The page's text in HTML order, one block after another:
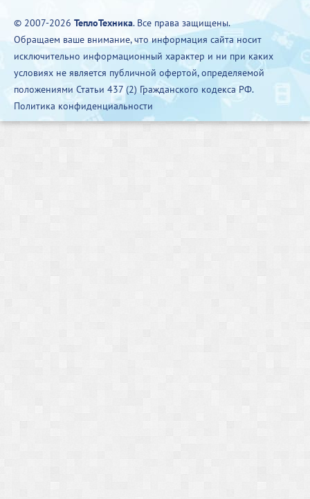
© 2007-2026 ТеплоТехника. Все права защищены.
Обращаем ваше внимание, что информация сайта носит
исключительно информационный характер и ни при каких
условиях не является публичной офертой, определяемой
положениями Статьи 437 (2) Гражданского кодекса РФ.
Политика конфиденциальности